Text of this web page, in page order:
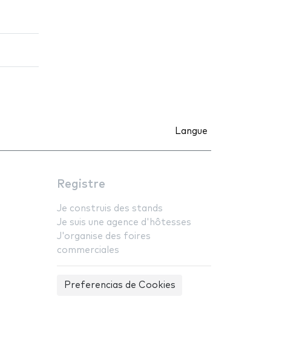
Langue
Registre
Je construis des stands
Je suis une agence d'hôtesses
J'organise des foires
commerciales
Preferencias de Cookies